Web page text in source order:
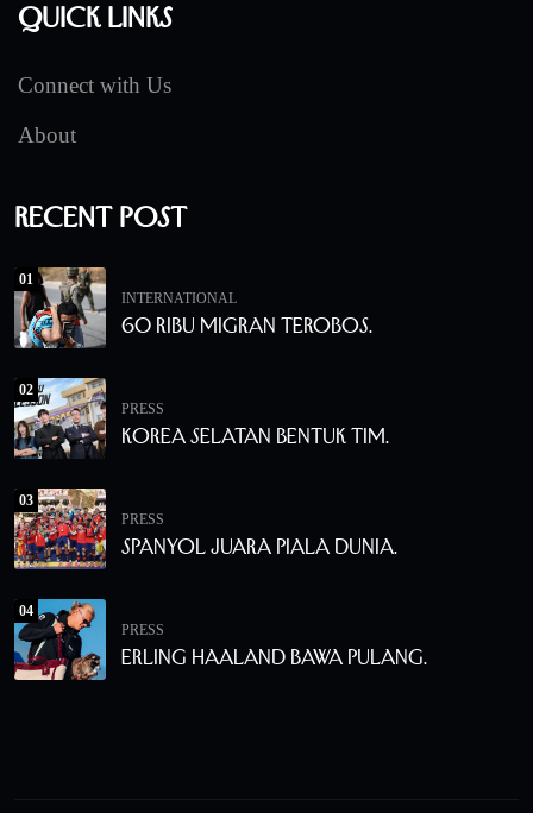
Quick Links
Connect with Us
About
Recent Post
01
INTERNATIONAL
60 Ribu Migran Terobos.
02
PRESS
Korea Selatan Bentuk Tim.
03
PRESS
Spanyol Juara Piala Dunia.
04
PRESS
Erling Haaland Bawa Pulang.